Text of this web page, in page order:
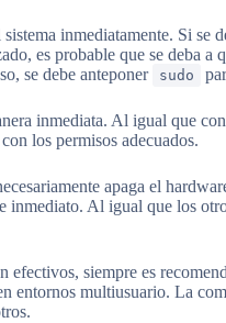
inmediatamente. Si se
es probable que se deba a
se debe anteponer
sudo
inmediata. Al igual que con
los permisos adecuados.
apaga el
inmediato. Al igual que los
efectivos, siempre es
entornos multiusuario. La